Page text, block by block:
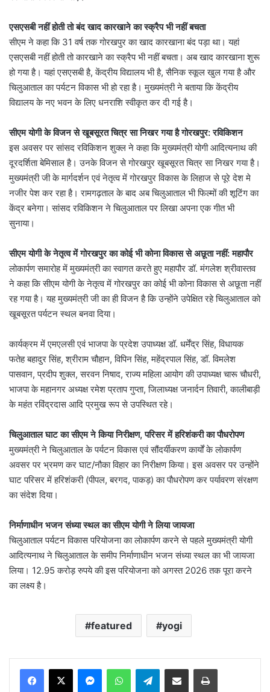
एसएसबी नहीं होती तो बंद खाद कारखाने का स्क्रैप भी नहीं बचता
सीएम ने कहा कि 31 वर्ष तक गोरखपुर का खाद कारखाना बंद पड़ा था। यहां
एसएसबी नहीं होती तो कारखाने का स्क्रैप भी नहीं बचता। अब खाद कारखाना शुरू
हो गया है। यहां एसएसबी है, केंद्रीय विद्यालय भी है, सैनिक स्कूल खुल गया है और
चिलुआताल का पर्यटन विकास भी हो रहा है। मुख्यमंत्री ने बताया कि केंद्रीय
विद्यालय के नए भवन के लिए धनराशि स्वीकृत कर दी गई है।
सीएम योगी के विजन से खूबसूरत चित्र सा निखर गया है गोरखपुर: रविकिशन
इस अवसर पर सांसद रविकिशन शुक्ल ने कहा कि मुख्यमंत्री योगी आदित्यनाथ की
दूरदर्शिता बेमिसाल है। उनके विजन से गोरखपुर खूबसूरत चित्र सा निखर गया है।
मुख्यमंत्री जी के मार्गदर्शन एवं नेतृत्व में गोरखपुर विकास के लिहाज से पूरे देश मे
नजीर पेश कर रहा है। रामगढ़ताल के बाद अब चिलुआताल भी फिल्मों की शूटिंग का
केंद्र बनेगा। सांसद रविकिशन ने चिलुआताल पर लिखा अपना एक गीत भी
सुनाया।
सीएम योगी के नेतृत्व में गोरखपुर का कोई भी कोना विकास से अछूता नहीं: महापौर
लोकार्पण समारोह में मुख्यमंत्री का स्वागत करते हुए महापौर डॉ. मंगलेश श्रीवास्तव
ने कहा कि सीएम योगी के नेतृत्व में गोरखपुर का कोई भी कोना विकास से अछूता नहीं
रह गया है। यह मुख्यमंत्री जी का ही विजन है कि उन्होंने उपेक्षित रहे चिलुआताल को
खूबसूरत पर्यटन स्थल बनवा दिया।
कार्यक्रम में एमएलसी एवं भाजपा के प्रदेश उपाध्यक्ष डॉ. धर्मेंद्र सिंह, विधायक
फतेह बहादुर सिंह, श्रीराम चौहान, विपिन सिंह, महेंद्रपाल सिंह, डॉ. विमलेश
पासवान, प्रदीप शुक्ल, सरवन निषाद, राज्य महिला आयोग की उपाध्यक्ष चारू चौधरी,
भाजपा के महानगर अध्यक्ष रमेश प्रताप गुप्ता, जिलाध्यक्ष जनार्दन तिवारी, कालीबाड़ी
के महंत रविंद्रदास आदि प्रमुख रूप से उपस्थित रहे।
चिलुआताल घाट का सीएम ने किया निरीक्षण, परिसर में हरिशंकरी का पौधरोपण
मुख्यमंत्री ने चिलुआताल के पर्यटन विकास एवं सौंदर्यीकरण कार्यों के लोकार्पण
अवसर पर भ्रमण कर घाट/नौका विहार का निरीक्षण किया। इस अवसर पर उन्होंने
घाट परिसर में हरिशंकरी (पीपल, बरगद, पाकड़) का पौधरोपण कर पर्यावरण संरक्षण
का संदेश दिया।
निर्माणाधीन भजन संध्या स्थल का सीएम योगी ने लिया जायजा
चिलुआताल पर्यटन विकास परियोजना का लोकार्पण करने से पहले मुख्यमंत्री योगी
आदित्यनाथ ने चिलुआताल के समीप निर्माणाधीन भजन संध्या स्थल का भी जायजा
लिया। 12.95 करोड़ रुपये की इस परियोजना को अगस्त 2026 तक पूरा करने
का लक्ष्य है।
featured yogi
MessengerWhatsAppTelegramShare via Email Print